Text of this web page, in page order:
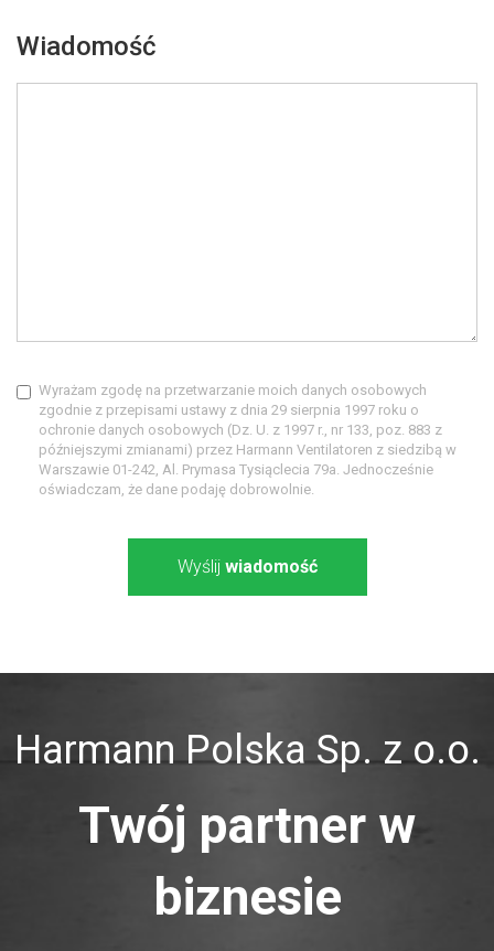
Wiadomość
Wyrażam zgodę na przetwarzanie moich danych osobowych
zgodnie z przepisami ustawy z dnia 29 sierpnia 1997 roku o
ochronie danych osobowych (Dz. U. z 1997 r., nr 133, poz. 883 z
późniejszymi zmianami) przez Harmann Ventilatoren z siedzibą w
Warszawie 01-242, Al. Prymasa Tysiąclecia 79a. Jednocześnie
oświadczam, że dane podaję dobrowolnie.
Wyślij wiadomość
Harmann Polska Sp. z o.o.
Twój partner w
biznesie